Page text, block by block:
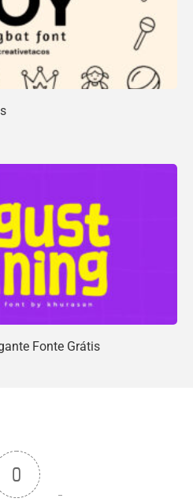
Fonte Grátis
0